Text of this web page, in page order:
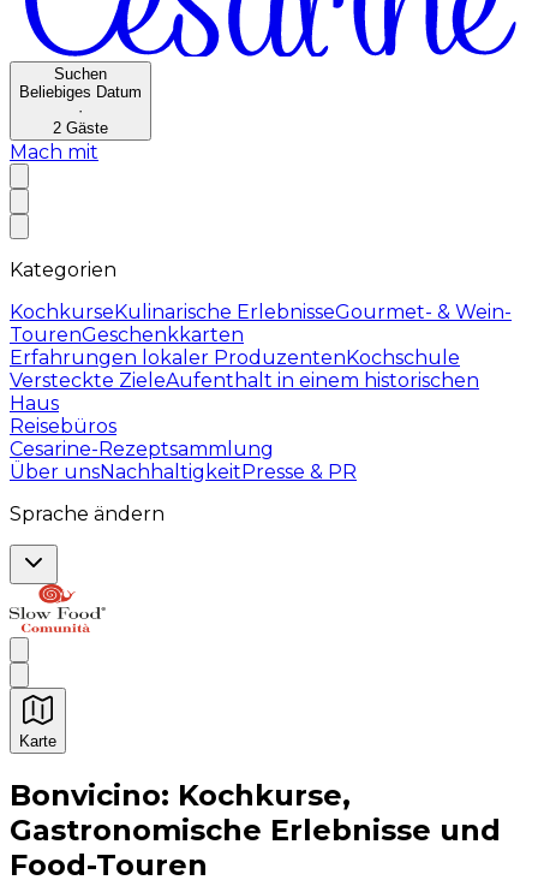
Suchen
Beliebiges Datum
·
2 Gäste
Mach mit
Kategorien
KochkurseKulinarische ErlebnisseGourmet- & Wein-
TourenGeschenkkarten
Erfahrungen lokaler ProduzentenKochschule
Versteckte ZieleAufenthalt in einem historischen
Haus
Reisebüros
Cesarine-Rezeptsammlung
Über unsNachhaltigkeitPresse & PR
Sprache ändern
Karte
Unvergessliche kulinarische Erlebnisse:
Bonvicino: Kochkurse,
Gastronomische Erlebnisse und
Food-Touren